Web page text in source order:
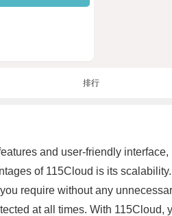
排行
and user-friendly
of 115Cloud is its
require without any
at all times. With 115Cloud,